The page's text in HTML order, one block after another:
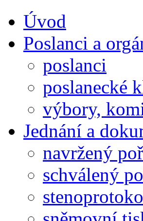
Úvod
Poslanci a
poslanci
poslanecké
výbory,
Jednání a
navržený
schválený